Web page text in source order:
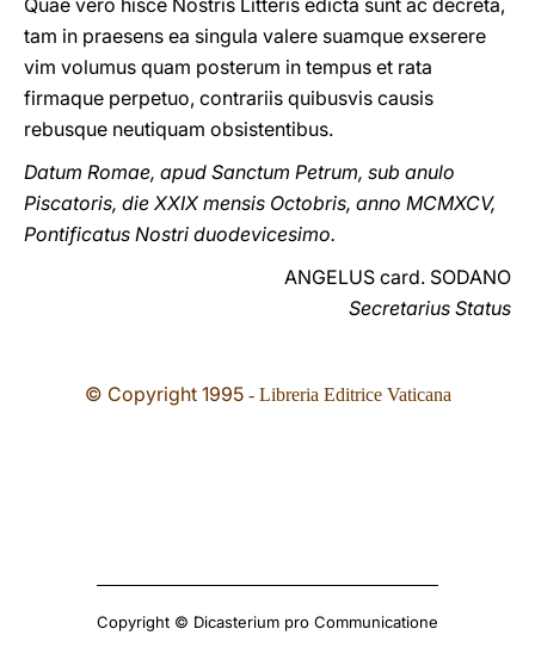
Quae vero hisce Nostris Litteris edicta sunt ac decreta,
tam in praesens ea singula valere suamque exserere
vim volumus quam posterum in tempus et rata
firmaque perpetuo, contrariis quibusvis causis
rebusque neutiquam obsistentibus.
Datum Romae, apud Sanctum Petrum, sub anulo
Piscatoris, die XXIX mensis Octobris, anno MCMXCV,
Pontificatus Nostri duodevicesimo.
ANGELUS card. SODANO
Secretarius Status
© Copyright 1995- Libreria Editrice Vaticana
Copyright © Dicasterium pro Communicatione